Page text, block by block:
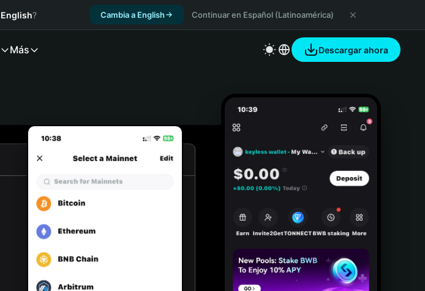
English? Cambia a English Continuar en Español (Latinoamérica)
Más Descargar ahora